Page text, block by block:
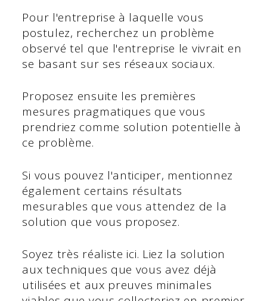
Pour l'entreprise à laquelle vous
postulez, recherchez un problème
observé tel que l'entreprise le vivrait en
se basant sur ses réseaux sociaux.
Proposez ensuite les premières
mesures pragmatiques que vous
prendriez comme solution potentielle à
ce problème.
Si vous pouvez l'anticiper, mentionnez
également certains résultats
mesurables que vous attendez de la
solution que vous proposez.
Soyez très réaliste ici. Liez la solution
aux techniques que vous avez déjà
utilisées et aux preuves minimales